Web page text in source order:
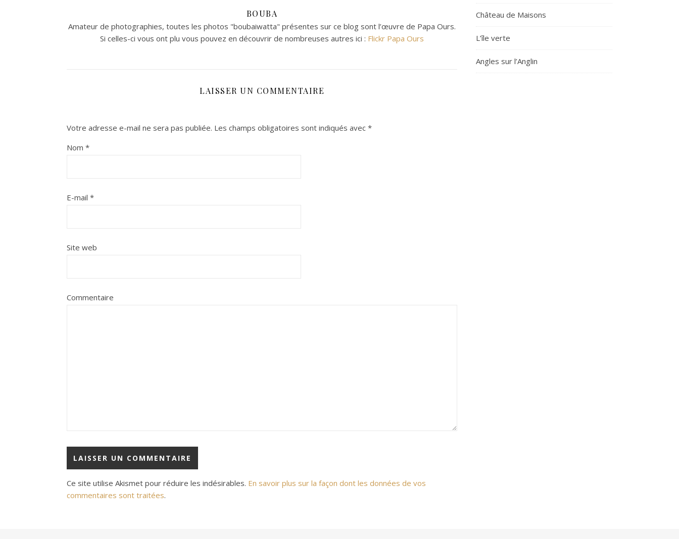
BOUBA
Amateur de photographies, toutes les photos "boubaiwatta" présentes sur ce blog sont l’œuvre de Papa Ours.
Si celles-ci vous ont plu vous pouvez en découvrir de nombreuses autres ici : Flickr Papa Ours
LAISSER UN COMMENTAIRE
Votre adresse e-mail ne sera pas publiée. Les champs obligatoires sont indiqués avec *
Nom *
E-mail *
Site web
Commentaire
Ce site utilise Akismet pour réduire les indésirables. En savoir plus sur la façon dont les données de vos
commentaires sont traitées.
Château de Maisons
L’île verte
Angles sur l’Anglin